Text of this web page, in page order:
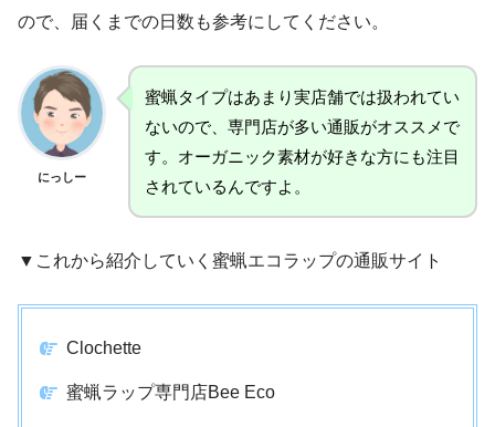
ので、届くまでの日数も参考にしてください。
にっしー
蜜蝋タイプはあまり実店舗では扱われてい
ないので、専門店が多い通販がオススメで
す。オーガニック素材が好きな方にも注目
されているんですよ。
▼これから紹介していく蜜蝋エコラップの通販サイト
Clochette
蜜蝋ラップ専門店Bee Eco